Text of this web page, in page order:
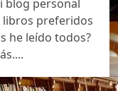
blog personal
preferidos
he leído todos?